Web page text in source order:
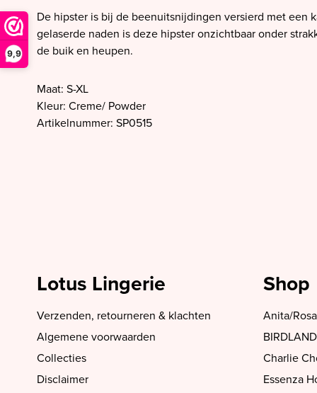
9,9
SALE PrimaDonna Twist
SALE PrimaDonna Swim
De hipster is bij de beenuitsnijdingen versierd met een
gelaserde naden is deze hipster onzichtbaar onder
de buik en heupen.
Maat: S-XL
Kleur: Creme/ Powder
Artikelnummer: SP0515
Lotus Lingerie
Verzenden, retourneren & klachten
Algemene voorwaarden
Collecties
Disclaimer
Shop
Anita/
Charlie
Essenza